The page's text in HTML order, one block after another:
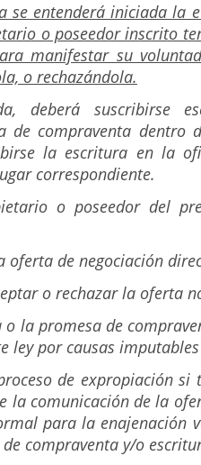
se entenderá iniciada la
o poseedor inscrito
manifestar su
o rechazándola.
deberá suscribirse
de compraventa dentro
la escritura en la
correspondiente.
o poseedor del
oferta de negociación
o rechazar la oferta
la promesa de
ley por causas
de expropiación si
la comunicación de la
para la enajenación
compraventa y/o